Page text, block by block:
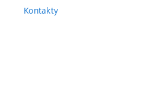
Kontakty